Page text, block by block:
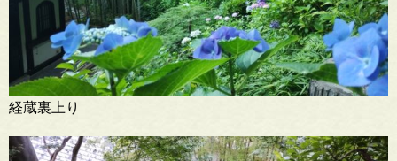
経蔵裏上り